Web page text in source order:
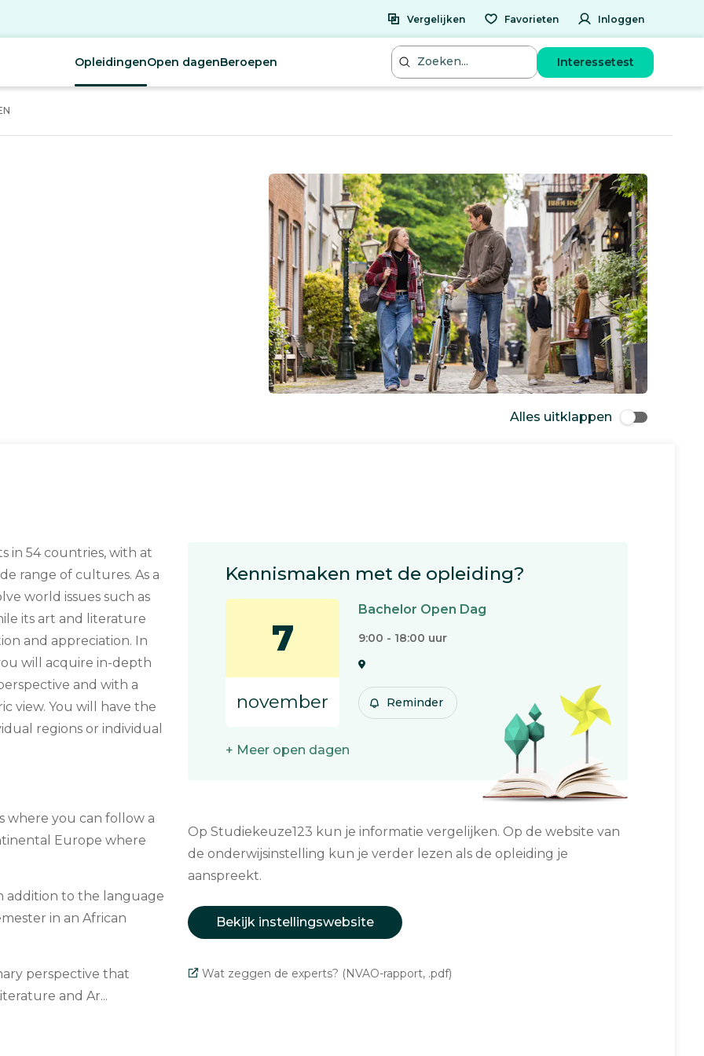
Vergelijken Favorieten Inloggen
OpleidingenOpen dagenBeroepen Interessetest
Alles uitklappen
in 54 countries, with at
range of cultures. As a
world issues such as
its art and literature
and appreciation. In
will acquire in-depth
and with a
view. You will have the
regions or individual
where you can follow a
Europe where
addition to the language
in an African
perspective that
and Ar...
Kennismaken met de opleiding?
7
november
Bachelor Open Dag
9:00 - 18:00 uur
Reminder
+ Meer open dagen
Op Studiekeuze123 kun je informatie vergelijken. Op de website van
de onderwijsinstelling kun je verder lezen als de opleiding je
aanspreekt.
Bekijk instellingswebsite
Wat zeggen de experts? (NVAO-rapport, .pdf)